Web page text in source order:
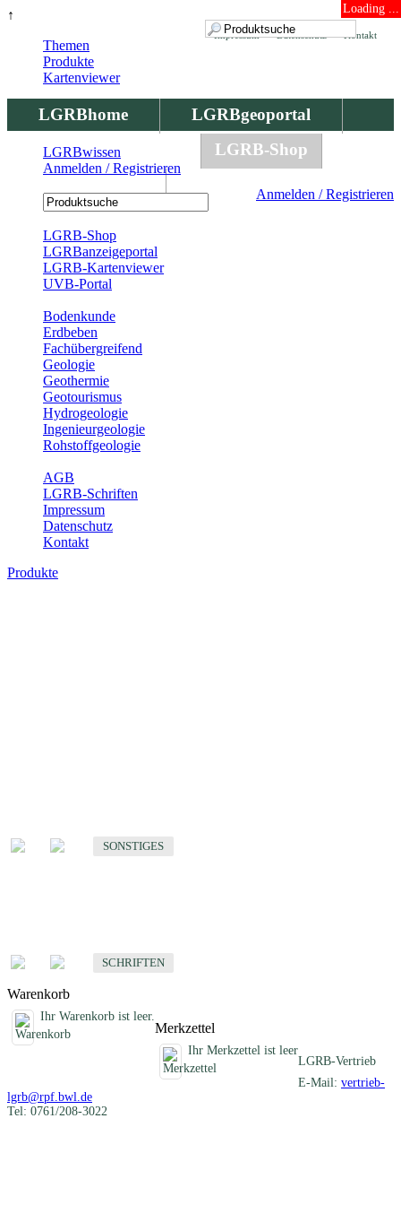
↑ Loading ...
Kontakt
Datenschutz
Impressum
LGRBhome
LGRBgeoportal
LGRBbohrungen
LGRB-Shop
Anmelden / Registrieren
Themen
Produkte
Kartenviewer
LGRBwissen
Anmelden / Registrieren
LGRB-Shop
LGRBanzeigeportal
LGRB-Kartenviewer
UVB-Portal
Bodenkunde
Erdbeben
Fachübergreifend
Geologie
Geothermie
Geotourismus
Hydrogeologie
Ingenieurgeologie
Rohstoffgeologie
AGB
LGRB-Schriften
Impressum
Datenschutz
Kontakt
Produkte
SONSTIGES
SCHRIFTEN
Warenkorb
Ihr Warenkorb ist leer.
Merkzettel
Ihr Merkzettel ist leer
LGRB-Vertrieb
E-Mail: vertrieb-
lgrb@rpf.bwl.de
Tel: 0761/208-3022